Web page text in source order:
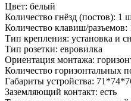
Цвет: белый
Количество гнёзд (постов): 1
Количество клавиш/разъемов:
Тип крепления: установка и
Тип розетки: евровилка
Ориентация монтажа:
Количество горизонтальных
Габариты устройства:
Заземляющий контакт: есть